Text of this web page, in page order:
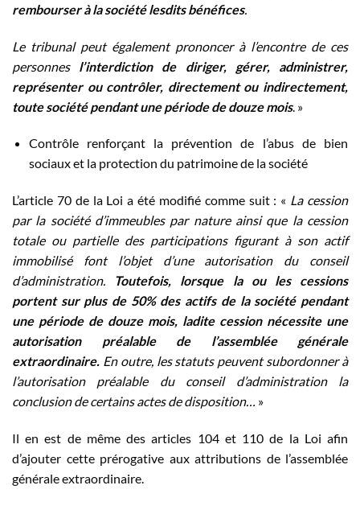
rembourser à la société lesdits bénéfices.
Le tribunal peut également prononcer à l’encontre de ces
personnes l’interdiction de diriger, gérer, administrer,
représenter ou contrôler, directement ou indirectement,
toute société pendant une période de douze mois. »
Contrôle renforçant la prévention de l’abus de bien
sociaux et la protection du patrimoine de la société
L’article 70 de la Loi a été modifié comme suit : « La cession
par la société d’immeubles par nature ainsi que la cession
totale ou partielle des participations figurant à son actif
immobilisé font l’objet d’une autorisation du conseil
d’administration. Toutefois, lorsque la ou les cessions
portent sur plus de 50% des actifs de la société pendant
une période de douze mois, ladite cession nécessite une
autorisation préalable de l’assemblée générale
extraordinaire. En outre, les statuts peuvent subordonner à
l’autorisation préalable du conseil d’administration la
conclusion de certains actes de disposition… »
Il en est de même des articles 104 et 110 de la Loi afin
d’ajouter cette prérogative aux attributions de l’assemblée
générale extraordinaire.